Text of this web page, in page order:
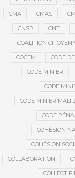
CMA CMAS
CNSP CNT
COALITION
COCEM CODE
CODE MINIER
CODE
CODE MINIER MALI
CODE
COHÉSION
COHÉSION
COLLABORATION